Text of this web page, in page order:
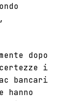
,
dopo
i
bancari